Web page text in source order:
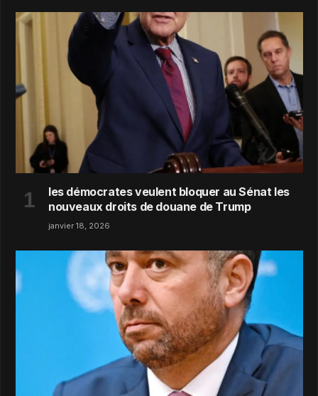
les démocrates veulent bloquer au Sénat les
nouveaux droits de douane de Trump
janvier 18, 2026